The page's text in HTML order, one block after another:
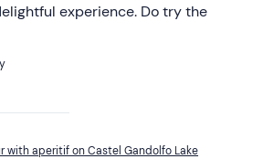
experience. Do try the
with aperitif on Castel Gandolfo Lake